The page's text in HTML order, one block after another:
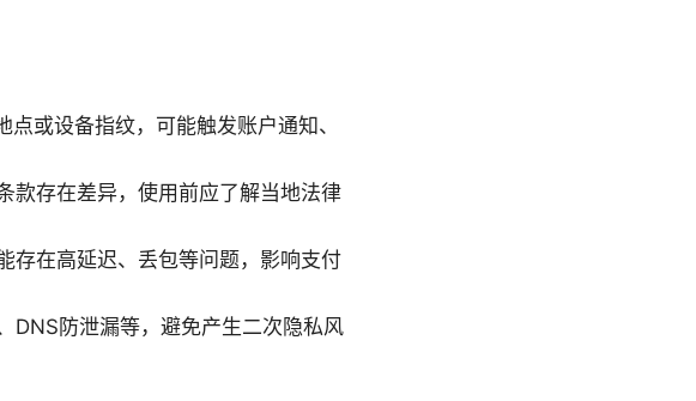
或设备指纹，可能触发账户通知、
款存在差异，使用前应了解当地法律
存在高延迟、丢包等问题，影响支付
DNS防泄漏等，避免产生二次隐私风